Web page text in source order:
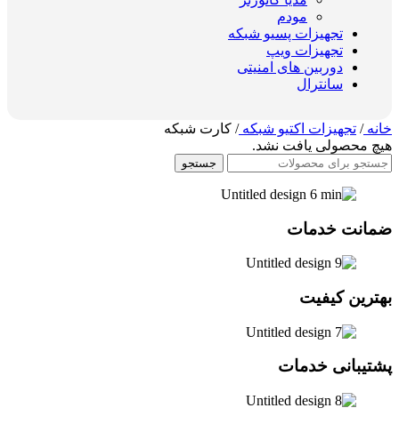
مودم
تجهیزات پسیو شبکه
تجهیزات ویپ
دوربین های امنیتی
سانترال
خانه/ تجهیزات اکتیو شبکه/ کارت شبکه
هیچ محصولی یافت نشد.
جستجو
ضمانت خدمات
بهترین کیفیت
پشتیبانی خدمات